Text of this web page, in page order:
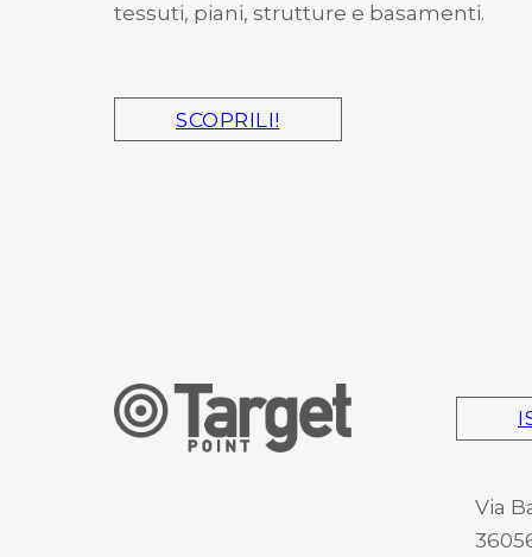
tessuti, piani, strutture e basamenti.
SCOPRILI!
Via